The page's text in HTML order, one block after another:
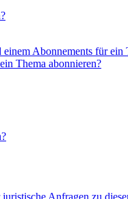
Abonnements für ein
Thema abonnieren?